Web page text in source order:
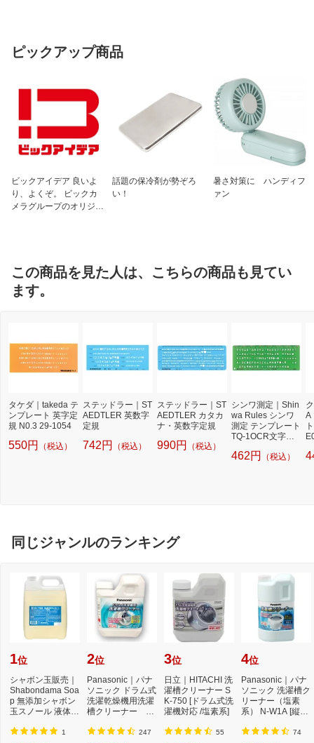
ピックアップ商品
ビックアイデア 良いよ
り、よくぞ。 ビックカ
メラグループのオリジナ
話題の保冷剤が勢ぞろ
い！
暑さ対策に ハンディフ
ァン
この商品を見た人は、こちらの商品も見てい
ます。
タケダ｜takeda テ
ンプレート 英字定
規 N0.3 29-1054
550円 （税込）
ステッドラー｜ST
AEDTLER 英数字
定規
742円 （税込）
ステッドラー｜ST
AEDTLER カタカ
ナ・英数字定規
990円 （税込）
シンワ測定｜Shin
wa Rules シンワ
測定 テンプレート
TQ-1OCR文字定
462円 （税込）
A
同じジャンルのランキング
1位
シャボン玉販売｜
Shabondama Soa
p 無添加シャボン
玉スノール 液体タ
1
2位
Panasonic｜パナ
ソニック ドラム式
洗濯乾燥機用洗濯
槽クリーナー N-
濯...
247
3位
日立｜HITACHI 洗
濯槽クリーナー S
K-750 [ドラム式洗
濯機対応 /塩素系]
55
4位
Panasonic｜パナ
ソニック 洗濯槽ク
リーナー（塩素
系） N-W1A [縦型
系...
74